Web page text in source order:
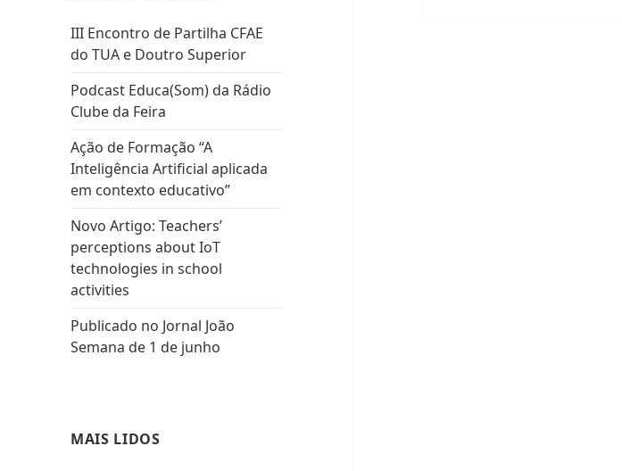
III Encontro de Partilha CFAE
do TUA e Doutro Superior
Podcast Educa(Som) da Rádio
Clube da Feira
Ação de Formação “A
Inteligência Artificial aplicada
em contexto educativo”
Novo Artigo: Teachers’
perceptions about IoT
technologies in school
activities
Publicado no Jornal João
Semana de 1 de junho
MAIS LIDOS